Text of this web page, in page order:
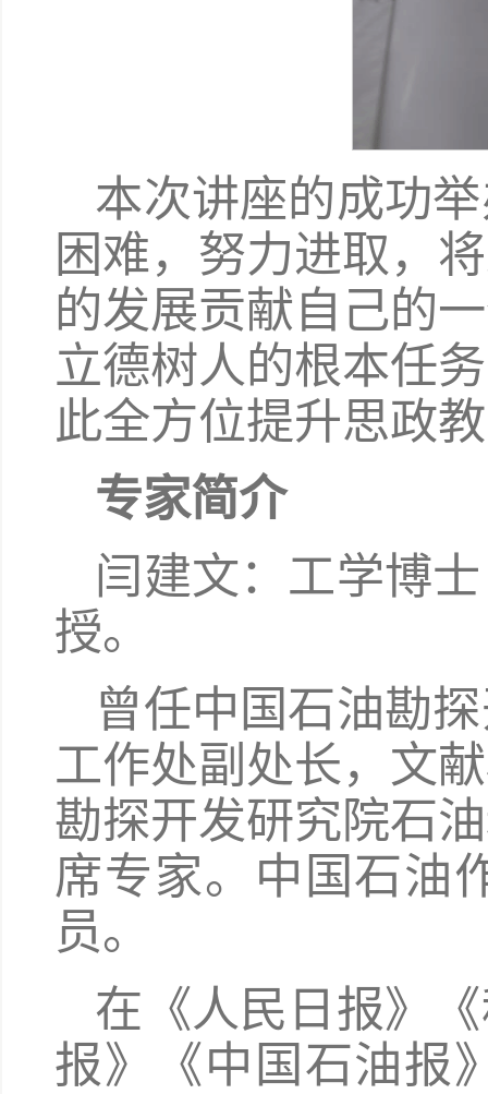
本次讲座的成功
困难，努力进取，
的发展贡献自己的
立德树人的根本任
此全方位提升思政
专家简介
闫建文：工学博
授。
曾任中国石油勘
工作处副处长，文
勘探开发研究院石
席专家。中国石油
员。
在《人民日报》
报》《中国石油报